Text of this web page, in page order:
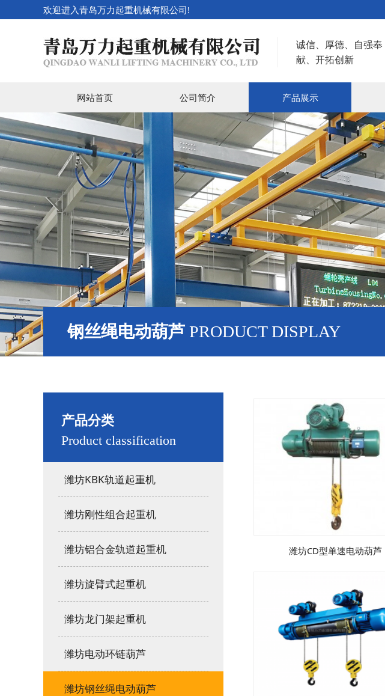
欢迎进入青岛万力起重机械有限公司!
诚信、厚德、自强奉
献、开拓创新
网站首页 公司简介 产品展示
钢丝绳电动葫芦 PRODUCT DISPLAY
产品分类
Product classification
潍坊KBK轨道起重机
潍坊刚性组合起重机
潍坊铝合金轨道起重机
潍坊旋臂式起重机
潍坊龙门架起重机
潍坊电动环链葫芦
潍坊钢丝绳电动葫芦
潍坊CD型单速电动葫芦